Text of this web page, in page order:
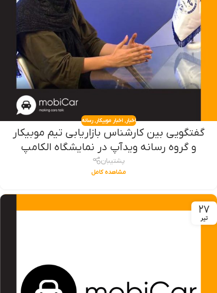
اخبار,اخبار موبیکار,رسانه
گفتگویی بین کارشناس بازاریابی تیم موبیکار
و گروه رسانه ویدآپ در نمایشگاه الکامپ
پشتیبان
مشاهده کامل
۲۷
تیر